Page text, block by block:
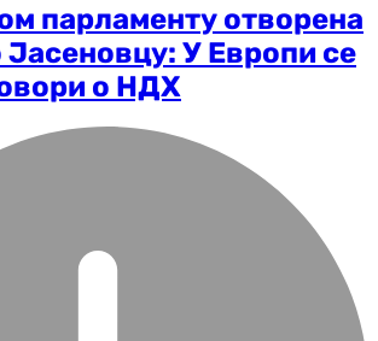
парламенту отворена
У Европи се
о НДХ